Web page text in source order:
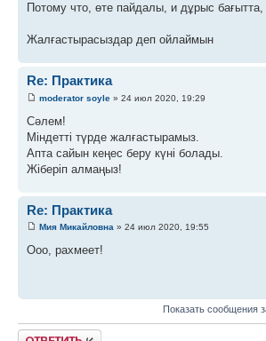
Потому что, өте пайдалы, и дұрыс бағытта,
Жалғастырасыздар деп ойлаймын
Re: Практика
moderator soyle » 24 июл 2020, 19:29
Сәлем!
Міндетті түрде жалғастырамыз.
Апта сайын кеңес беру күні болады.
Жіберіп алмаңыз!
Re: Практика
Мия Микайловна » 24 июл 2020, 19:55
Ооо, рахмеет!
Показать сообщения
Ответить